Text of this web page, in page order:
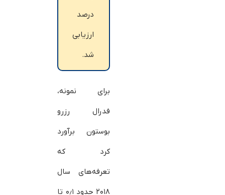
درصد
ارزیابی
شد.
برای نمونه،
فدرال رزرو
بوستون برآورد
کرد که
تعرفه‌های سال
۲۰۱۸ حدود ۰٫۱ تا